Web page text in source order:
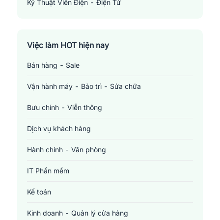
Kỹ Thuật Viên Điện - Điện Tử
Việc làm HOT hiện nay
Bán hàng - Sale
Vận hành máy - Bảo trì - Sửa chữa
Bưu chính - Viễn thông
Dịch vụ khách hàng
Hành chính - Văn phòng
IT Phần mềm
Kế toán
Kinh doanh - Quản lý cửa hàng